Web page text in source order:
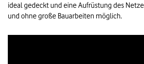
ideal gedeckt und eine Aufrüstung des
und ohne große Bauarbeiten möglich.